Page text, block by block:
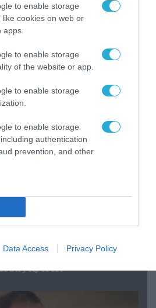
to enable storage
cookies on web or
to enable storage
of the website or app.
to enable storage
to enable storage
authentication
prevention, and other
Data Access Privacy Policy
«Το (παρα)κράτος της ΝΔ
συνέπεια»
Η «αιχμηρή» ανάρτηση
(φωτο)